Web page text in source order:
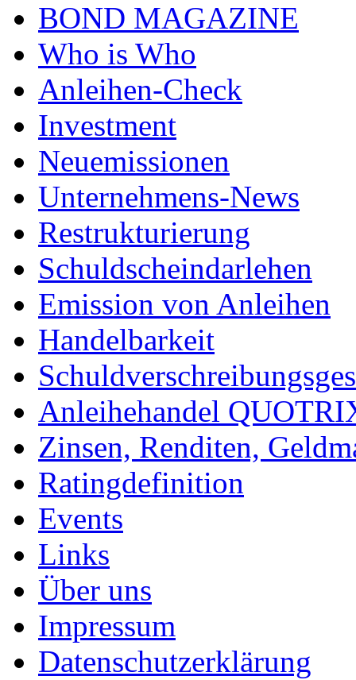
BOND MAGAZINE
Who is Who
Anleihen-Check
Investment
Neuemissionen
Unternehmens-News
Restrukturierung
Schuldscheindarlehen
Emission von Anleihen
Handelbarkeit
Anleihehandel
Zinsen, Renditen,
Ratingdefinition
Events
Links
Über uns
Impressum
Datenschutzerklärung